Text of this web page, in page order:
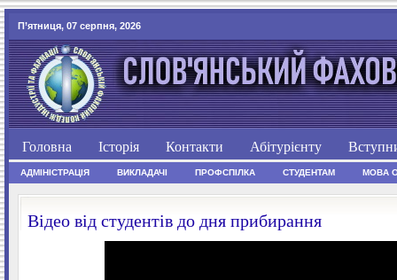
П’ятниця, 07 серпня, 2026
Головна Історія Контакти Абітурієнту
АДМІНІСТРАЦІЯ ВИКЛАДАЧІ ПРОФСПІЛКА СТУДЕНТАМ МОВА
Відео від студентів до дня прибирання